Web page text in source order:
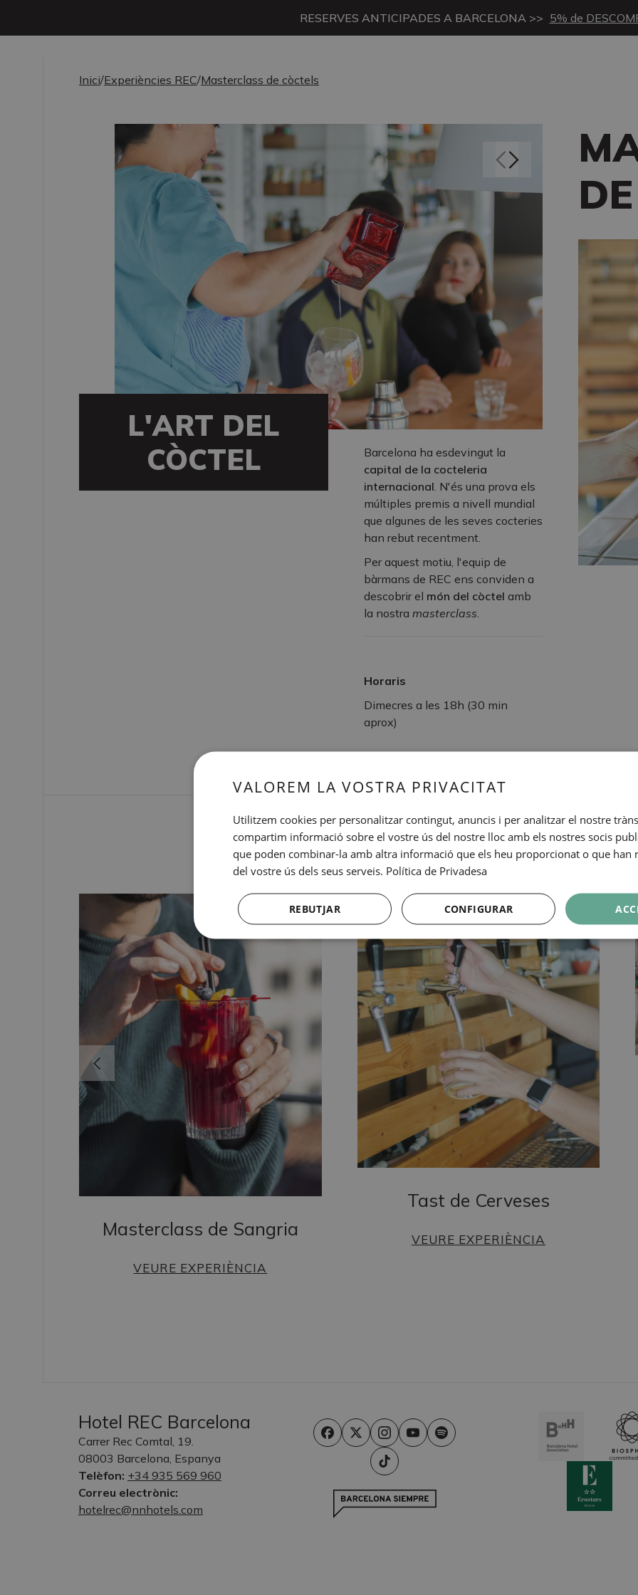
RESERVES ANTICIPADES A BARCELONA >> 5% de
Inici/Experiències REC/Masterclass de còctels
L'ART DEL
CÒCTEL
Barcelona ha esdevingut la
capital de la cocteleria
internacional. N'és una prova els
múltiples premis a nivell mundial
que algunes de les seves cocteries
han rebut recentment.
Per aquest motiu, l'equip de
bàrmans de REC ens conviden a
descobrir el món del còctel amb
la nostra masterclass.
Horaris
Dimecres a les 18h (30 min
aprox)
ALTRES
Masterclass de Sangria
VEURE EXPERIÈNCIA
Tast de Cerveses
VEURE EXPERIÈNCIA
Hotel REC Barcelona
Carrer Rec Comtal, 19.
08003 Barcelona, Espanya
Telèfon: +34 935 569 960
Correu electrònic:
hotelrec@nnhotels.com
VALOREM LA VOSTRA PRIVACITAT
Utilitzem cookies per personalitzar contingut, anuncis i per analitzar el nostre
compartim informació sobre el vostre ús del nostre lloc amb els nostres socis
que poden combinar-la amb altra informació que els heu proporcionat o que han
del vostre ús dels seus serveis. Política de Privadesa
REBUTJAR CONFIGURAR